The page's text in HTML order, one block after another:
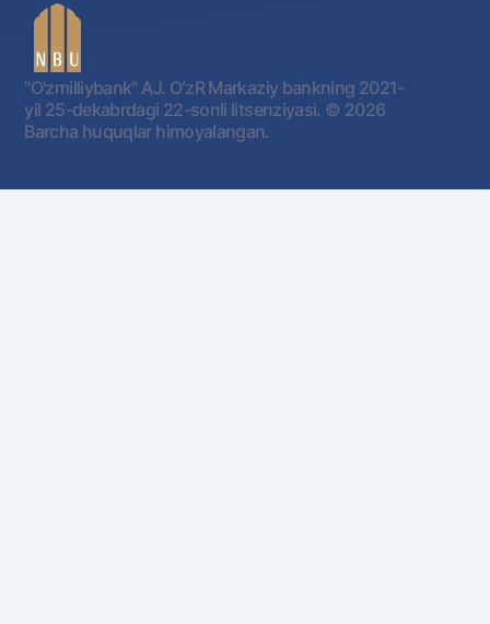
"O'zmilliybank" AJ. OʻzR Markaziy bankning 2021-
yil 25-dekabrdagi 22-sonli litsenziyasi. © 2026
Barcha huquqlar himoyalangan.